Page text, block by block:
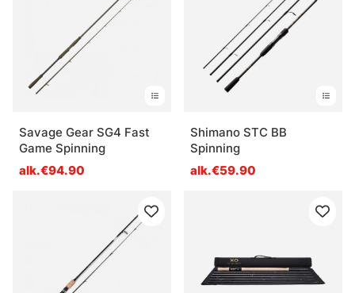
Savage Gear SG4 Fast
Game Spinning
alk.€94.90
Shimano STC BB
Spinning
alk.€59.90